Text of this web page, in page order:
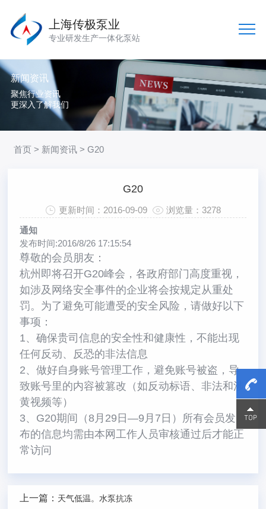
上海传极泵业
专业研发生产一体化泵站
新闻资讯
聚焦行业资讯
更深入了解我们
首页 > 新闻资讯 > G20
G20
更新时间：2016-09-09
浏览量：3278
通知
发布时间:2016/8/26 17:15:54
尊敬的会员朋友：
杭州即将召开G20峰会，各政府部门高度重视，
如涉及网络安全事件的企业将会按规定从重处
罚。为了避免可能遭受的安全风险，请做好以下
事项：
1、确保贵司信息的安全性和健康性，不能出现
任何反动、反恐的非法信息
2、做好自身账号管理工作，避免账号被盗，导
致账号里的内容被篡改（如反动标语、非法和涉
黄视频等）
3、G20期间（8月29日—9月7日）所有会员发
布的信息均需由本网工作人员审核通过后才能正
常访问
上一篇： 天气低温。水泵抗冻